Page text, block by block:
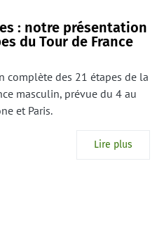
: notre présentation
du Tour de France
complète des 21 étapes de la
masculin, prévue du 4 au
et Paris.
Lire plus